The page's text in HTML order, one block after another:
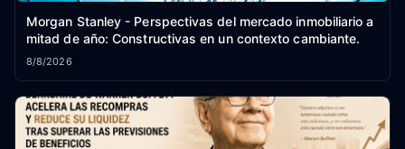
Morgan Stanley - Perspectivas del mercado inmobiliario a
mitad de año: Constructivas en un contexto cambiante.
8/8/2026